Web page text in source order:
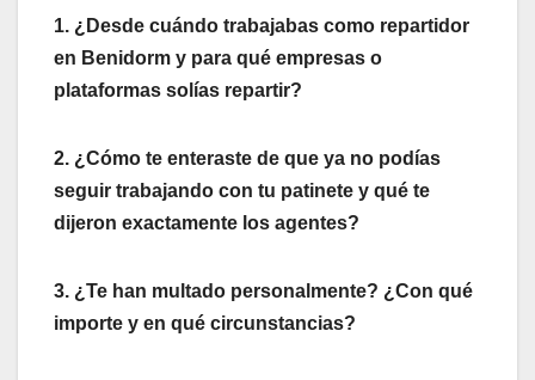
1. ¿Desde cuándo trabajabas como repartidor
en Benidorm y para qué empresas o
plataformas solías repartir?
2. ¿Cómo te enteraste de que ya no podías
seguir trabajando con tu patinete y qué te
dijeron exactamente los agentes?
3. ¿Te han multado personalmente? ¿Con qué
importe y en qué circunstancias?